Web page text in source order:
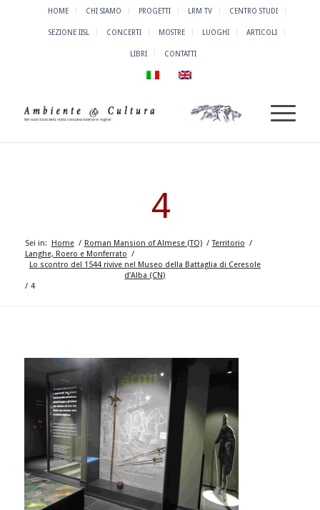
HOME CHI SIAMO PROGETTI LRM TV CENTRO STUDI
SEZIONE IISL CONCERTI MOSTRE LUOGHI ARTICOLI
LIBRI CONTATTI
4
Sei in: Home / Roman Mansion of Almese (TO) / Territorio /
Langhe, Roero e Monferrato /
Lo scontro del 1544 rivive nel Museo della Battaglia di Ceresole
d’Alba (CN)
/ 4